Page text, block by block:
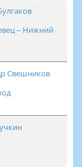
– Нижний
Свешников